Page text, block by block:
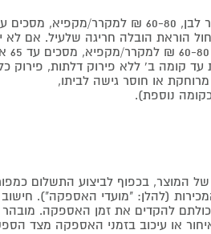
דלתות, פירוק כל דלת 60 ₪ תוספת
המוצר, בכפוף לביצוע התשלום
(להלן: "מועדי האספקה").
להקדים את זמן האספקה.
או עיכוב בזמני האספקה מצד